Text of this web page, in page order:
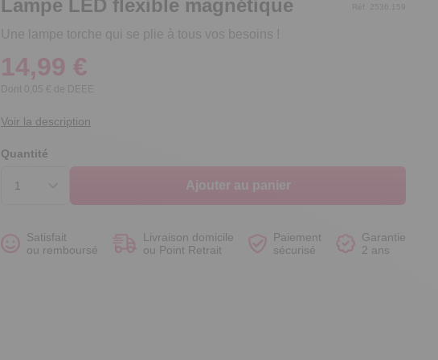
Lampe LED flexible magnétique
Une lampe torche qui se plie à tous vos besoins !
Réf. 2536.159
14,99 €
Dont 0,05 € de DEEE
Voir la description
Quantité
Ajouter au panier
Satisfait
ou remboursé
Livraison domicile
ou Point Retrait
Paiement
sécurisé
Garantie
2 ans